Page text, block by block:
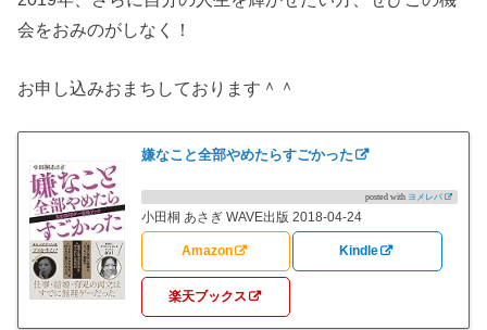
会をおみのがしなく！
お申し込みおまちしております＾＾
嫌なこと全部やめたらすごかった
posted with ヨメレバ
小田桐 あさぎ WAVE出版 2018-04-24
Amazon Kindle
楽天ブックス